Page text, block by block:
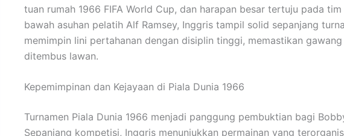
tuan rumah 1966 FIFA World Cup, dan harapan besar tertuju pada
bawah asuhan pelatih Alf Ramsey, Inggris tampil solid sepanjang
memimpin lini pertahanan dengan disiplin tinggi, memastikan
ditembus lawan.
Kepemimpinan dan Kejayaan di Piala Dunia 1966
Turnamen Piala Dunia 1966 menjadi panggung pembuktian bagi
Sepanjang kompetisi, Inggris menunjukkan permainan yang